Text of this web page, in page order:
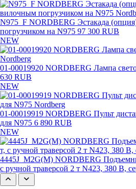
N975_F NORDBERG Эстакада
погрузчиком на N975 97 300 RUB
NEW
01-00019920 NORDBERG Лампа
630 RUB
NEW
01-00019919 NORDBERG Пульт
для N975 6 890 RUB
NEW
4445J_M2G(M) NORDBERG
с ручной траверсой 2 т N423, 380 В,